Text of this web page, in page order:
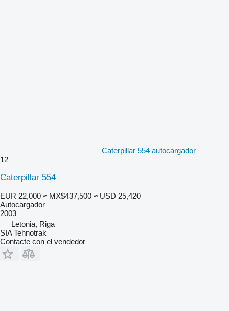
Caterpillar 554 autocargador
12
Caterpillar 554
EUR 22,000 ≈ MX$437,500 ≈ USD 25,420
Autocargador
2003
Letonia, Riga
SIA Tehnotrak
Contacte con el vendedor